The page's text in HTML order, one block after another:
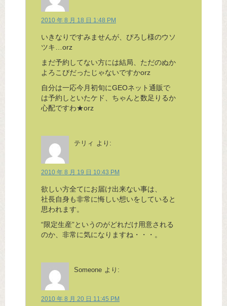
2010 年 8 月 18 日 1:48 PM
いきなりですみませんが、ぴろし様のウソ
ツキ…orz
まだ予約してない方には結局、ただのぬか
よろこびだったじゃないですかorz
自分は一応今月初旬にGEOネット通販で
は予約しといたケド、ちゃんと数足りるか
心配ですわ★orz
テリィ より:
2010 年 8 月 19 日 10:43 PM
欲しい方全てにお届け出来ない事は、
社長自身も非常に悔しい想いをしていると
思われます。
“限定生産”というのがどれだけ用意される
のか、非常に気になりますね・・・。
Someone より:
2010 年 8 月 20 日 11:45 PM